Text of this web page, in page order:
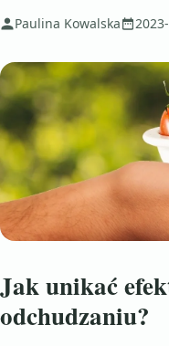
Paulina Kowalska
Jak unikać
odchudzaniu?